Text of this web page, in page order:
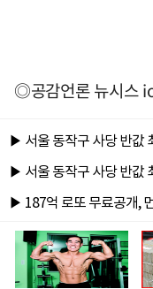
◎공감언론 뉴시스